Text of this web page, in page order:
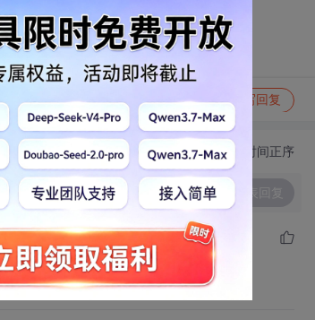
举报 写回复
切换为时间正序